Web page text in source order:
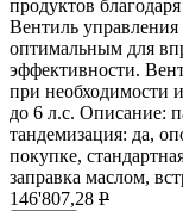
продуктов
Вентиль управления
оптимальным для
эффективности.
при необходимости
до 6 л.с. Описание:
тандемизация: да,
покупке,
заправка маслом,
146'807,28 P